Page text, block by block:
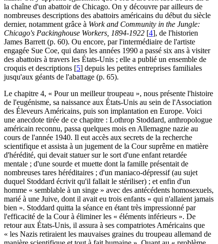
la chaîne d'un abattoir de Chicago. On y découvre par ailleurs de
nombreuses descriptions des abattoirs américains du début du siècle
dernier, notamment grâce à Work and Community in the Jungle:
Chicago's Packinghouse Workers, 1894-1922 [4], de l'historien
James Barrett (p. 60). Ou encore, par l'intermédiaire de l'artiste
engagée Sue Coe, qui dans les années 1990 a passé six ans à visiter
des abattoirs à travers les États-Unis ; elle a publié un ensemble de
croquis et descriptions [5] depuis les petites entreprises familiales
jusqu'aux géants de l'abattage (p. 65).
Le chapitre 4, « Pour un meilleur troupeau », nous présente l'histoire
de l'eugénisme, sa naissance aux États-Unis au sein de l'Association
des Éleveurs Américains, puis son implantation en Europe. Voici
une anecdote tirée de ce chapitre : Lothrop Stoddard, anthropologue
américain reconnu, passa quelques mois en Allemagne nazie au
cours de l'année 1940. Il eut accès aux secrets de la recherche
scientifique et assista à un jugement de la Cour suprême en matière
d'hérédité, qui devait statuer sur le sort d'une enfant retardée
mentale ; d'une sourde et muette dont la famille présentait de
nombreuses tares héréditaires ; d'un maniaco-dépressif (au sujet
duquel Stoddard écrivit qu'il fallait le stériliser) ; et enfin d'un
homme « semblable à un singe » avec des antécédents homosexuels,
marié à une Juive, dont il avait eu trois enfants « qui n'allaient jamais
bien ». Stoddard quitta la séance en étant très impressionné par
l'efficacité de la Cour à éliminer les « éléments inférieurs ». De
retour aux États-Unis, il assura à ses compatriotes Américains que
« les Nazis retiraient les mauvaises graines du troupeau allemand de